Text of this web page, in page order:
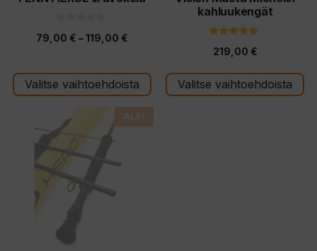
5
ä
79,00 € – 119,00 €Hintaluokka:
-
119,00 €
Valitse vaihtoehdoista
kahluukengät
5:stä
219,00 €
Valitse vaihtoehdoista
sivulla.
ALE!
tuotteella
useampi
muunnelma.